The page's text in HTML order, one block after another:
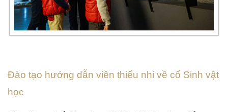
Đào tạo hướng dẫn viên thiếu nhi về cổ Sinh vật
học